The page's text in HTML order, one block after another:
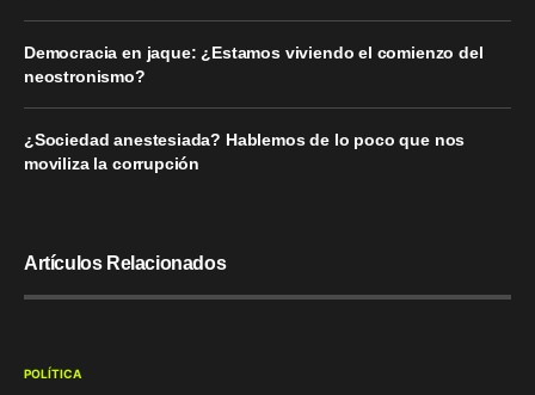
Democracia en jaque: ¿Estamos viviendo el comienzo del
neostronismo?
¿Sociedad anestesiada? Hablemos de lo poco que nos
moviliza la corrupción
Artículos Relacionados
POLÍTICA